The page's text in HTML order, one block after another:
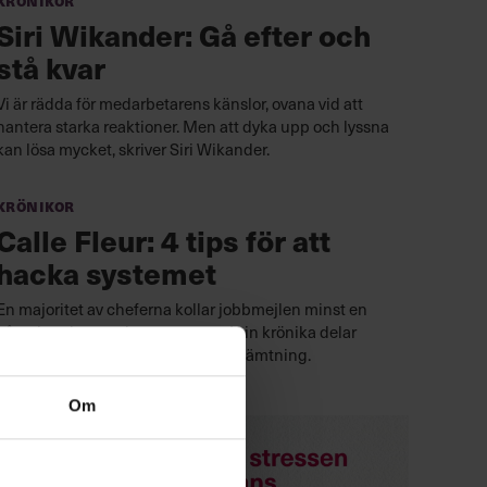
Om
Wikander: Gå efter och
kvar
är rädda för medarbetarens känslor, ovana vid att
starka reaktioner. Men att dyka upp och lyssna
lösa mycket, skriver Siri Wikander.
Fleur: 4 tips för att
systemet
majoritet av cheferna kollar jobbmejlen minst en
i veckan under semestern. I sin krönika delar
Calle Fleur sina bästa tips för återhämtning.